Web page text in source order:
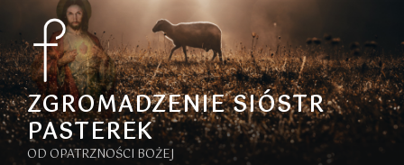
Przejdź
treści
ZGROMADZENIE SIÓSTR
PASTEREK
OD OPATRZNOŚCI BOŻEJ